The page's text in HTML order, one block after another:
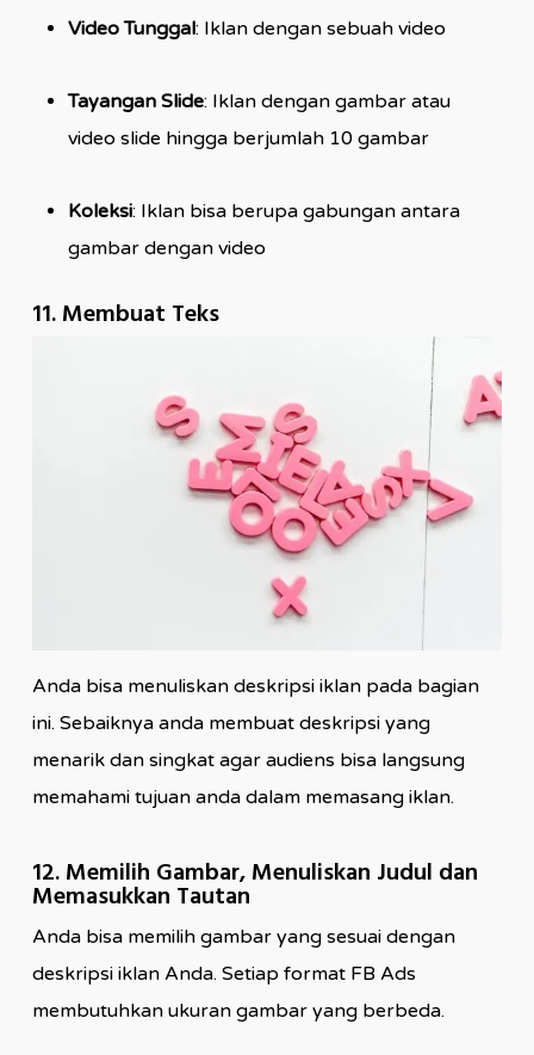
Video Tunggal: Iklan dengan sebuah video
Tayangan Slide: Iklan dengan gambar atau
video slide hingga berjumlah 10 gambar
Koleksi: Iklan bisa berupa gabungan antara
gambar dengan video
11. Membuat Teks
Anda bisa menuliskan deskripsi iklan pada bagian
ini. Sebaiknya anda membuat deskripsi yang
menarik dan singkat agar audiens bisa langsung
memahami tujuan anda dalam memasang iklan.
12. Memilih Gambar, Menuliskan Judul dan
Memasukkan Tautan
Anda bisa memilih gambar yang sesuai dengan
deskripsi iklan Anda. Setiap format FB Ads
membutuhkan ukuran gambar yang berbeda.